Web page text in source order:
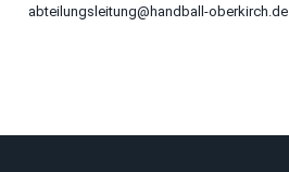
abteilungsleitung@handball-oberkirch.de